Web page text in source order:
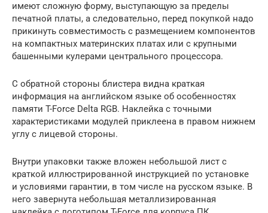
имеют сложную форму, выступающую за пределы
печатной платы, а следовательно, перед покупкой надо
прикинуть совместимость с размещением компонентов
на компактных материнских платах или с крупными
башенными кулерами центрального процессора.
С обратной стороны блистера видна краткая
информация на английском языке об особенностях
памяти T-Force Delta RGB. Наклейка с точными
характеристиками модулей приклеена в правом нижнем
углу с лицевой стороны.
Внутри упаковки также вложен небольшой лист с
краткой иллюстрированной инструкцией по установке
и условиями гарантии, в том числе на русском языке. В
него завернута небольшая металлизированная